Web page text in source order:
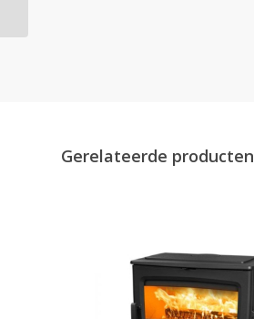
Gerelateerde producten